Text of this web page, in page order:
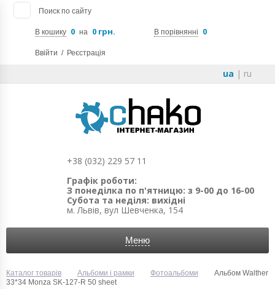
Поиск по сайту
В кошику 0 на 0 грн. В порівнянні 0
Ввійти / Реєстрація
ua | ru
+38 (032) 229 57 11
Графік роботи:
З понеділка по п'ятницю: з 9-00 до 16-00
Субота та неділя: вихідні
м. Львів, вул Шевченка, 154
Меню
Каталог товарів Альбоми і рамки Фотоальбоми
Альбом Walther
33*34 Monza SK-127-R 50 sheet